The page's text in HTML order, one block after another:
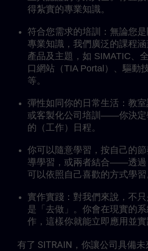
得紮實的專業知識。
符合您需求的培訓：無論您
專業知識，我們廣泛的課程
產品及主題，如 SIMATIC、
口網站（TIA Portal）、驅動
等。
彈性如同你的日常生活：教
或客製化公司培訓——你決定
的（工作）日程。
你可以隨意學習，按自己的節
導學習，或兩者結合——透過
可以依照自己喜歡的方式學習
實作實踐：對我們來說，不
是「去做」。你會在現實的
作，這樣你就能立即應用並實
有了 SITRAIN，你讓公司具備